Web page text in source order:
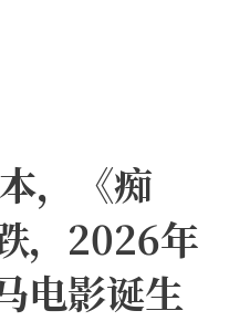
，《痴
，2026年
电影诞生